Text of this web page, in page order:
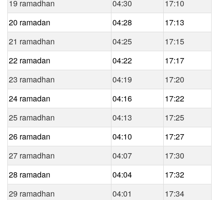
19 ramadhan
04:30
17:10
20 ramadan
04:28
17:13
21 ramadhan
04:25
17:15
22 ramadan
04:22
17:17
23 ramadhan
04:19
17:20
24 ramadan
04:16
17:22
25 ramadhan
04:13
17:25
26 ramadan
04:10
17:27
27 ramadhan
04:07
17:30
28 ramadan
04:04
17:32
29 ramadhan
04:01
17:34